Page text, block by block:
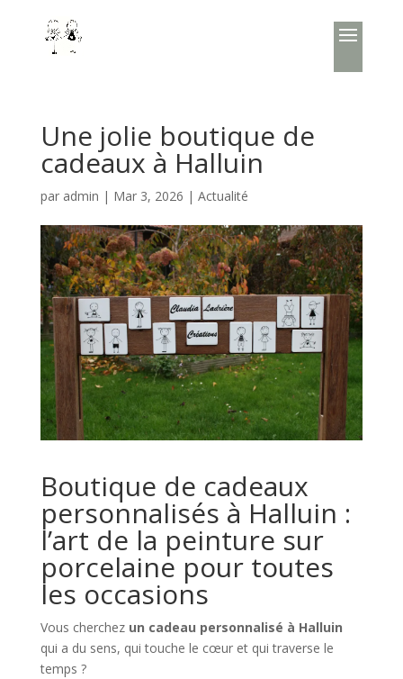
Une jolie boutique de
cadeaux à Halluin
par admin | Mar 3, 2026 | Actualité
Boutique de cadeaux
personnalisés à Halluin :
l’art de la peinture sur
porcelaine pour toutes
les occasions
Vous cherchez un cadeau personnalisé à Halluin
qui a du sens, qui touche le cœur et qui traverse le
temps ?